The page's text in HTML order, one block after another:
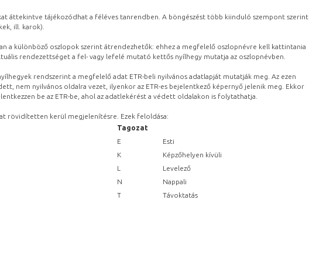
áttekintve tájékozódhat a féléves tanrendben. A böngészést több kiinduló szempont szerint
ill. karok).
a különböző oszlopok szerint átrendezhetők: ehhez a megfelelő oszlopnévre kell kattintania
rendezettséget a fel- vagy lefelé mutató kettős nyílhegy mutatja az oszlopnévben.
rendszerint a megfelelő adat ETR-beli nyilvános adatlapját mutatják meg. Az ezen
nem nyilvános oldalra vezet, ilyenkor az ETR-es bejelentkező képernyő jelenik meg. Ekkor
be az ETR-be, ahol az adatlekérést a védett oldalakon is folytathatja.
rövidítetten kerül megjelenítésre. Ezek feloldása:
Tagozat
E
Esti
K
Képzőhelyen kívüli
L
Levelező
N
Nappali
T
Távoktatás